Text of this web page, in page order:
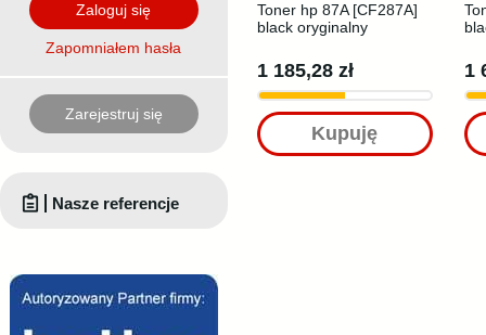
Toner hp 87A [CF287A]
black oryginalny
1 185,28 zł
Kupuję
1
Zaloguj się
Zapomniałem hasła
Zarejestruj się
Nasze referencje